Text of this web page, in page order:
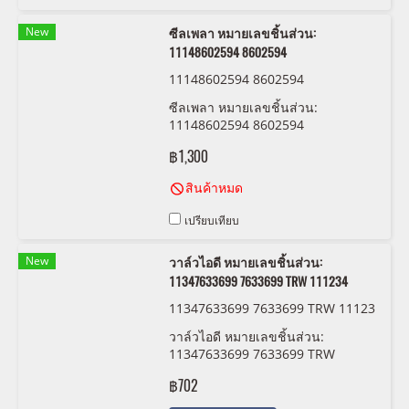
New
ซีลเพลา หมายเลขชิ้นส่วน:
11148602594 8602594
11148602594 8602594
ซีลเพลา หมายเลขชิ้นส่วน:
11148602594 8602594
฿1,300
สินค้าหมด
เปรียบเทียบ
New
วาล์วไอดี หมายเลขชิ้นส่วน:
11347633699 7633699 TRW 111234
11347633699 7633699 TRW 11123
วาล์วไอดี หมายเลขชิ้นส่วน:
11347633699 7633699 TRW
฿702